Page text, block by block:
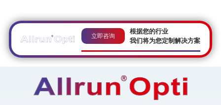
立即咨询
根据您的行业
我们将为您定制解决方案